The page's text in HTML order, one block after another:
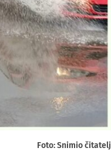
Foto: Snimio čitatelj